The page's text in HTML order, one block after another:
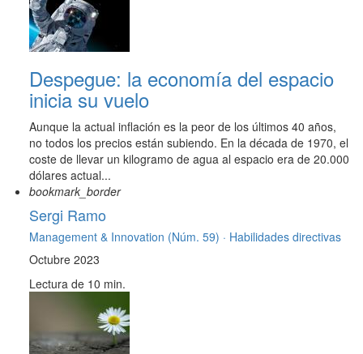
Despegue: la economía del espacio
inicia su vuelo
Aunque la actual inflación es la peor de los últimos 40 años,
no todos los precios están subiendo. En la década de 1970, el
coste de llevar un kilogramo de agua al espacio era de 20.000
dólares actual...
bookmark_border
Sergi Ramo
Management & Innovation (Núm. 59) · Habilidades directivas
Octubre 2023
Lectura de 10 min.